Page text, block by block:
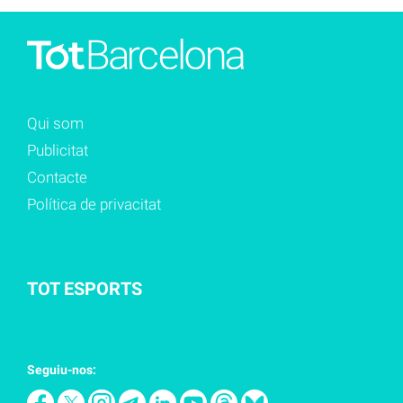
Qui som
Publicitat
Contacte
Política de privacitat
TOT ESPORTS
Seguiu-nos: